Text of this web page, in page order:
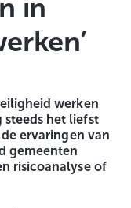
in
werken
steeds het liefst
ervaringen van
gemeenten
risicoanalyse of